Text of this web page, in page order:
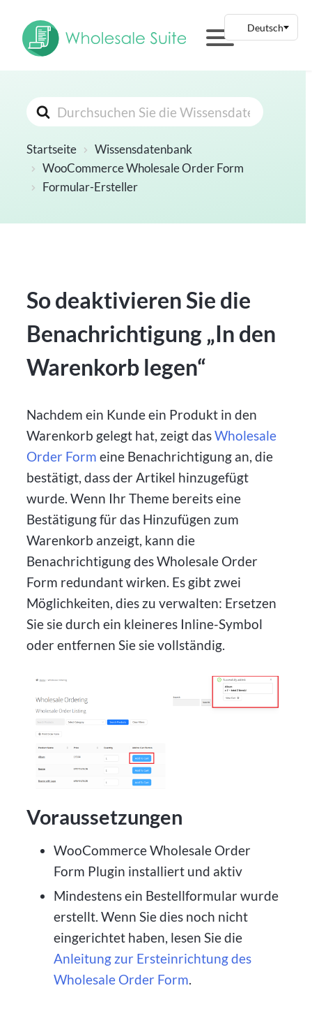
Suchen
nach
Startseite
Wissensdatenbank
WooCommerce Wholesale Order Form
Formular-Ersteller
So deaktivieren Sie die
Benachrichtigung „In den
Warenkorb legen“
Nachdem ein Kunde ein Produkt in den
Warenkorb gelegt hat, zeigt dasWholesale
Order Form eine Benachrichtigung an, die
bestätigt, dass der Artikel hinzugefügt
wurde. Wenn Ihr Theme bereits eine
Bestätigung für das Hinzufügen zum
Warenkorb anzeigt, kann die
Benachrichtigung des Wholesale Order
Form redundant wirken. Es gibt zwei
Möglichkeiten, dies zu verwalten: Ersetzen
Sie sie durch ein kleineres Inline-Symbol
oder entfernen Sie sie vollständig.
Voraussetzungen
WooCommerce Wholesale Order
Form Plugin installiert und aktiv
Mindestens ein Bestellformular wurde
erstellt. Wenn Sie dies noch nicht
eingerichtet haben, lesen Sie die
Anleitung zur Ersteinrichtung des
Wholesale Order Form.